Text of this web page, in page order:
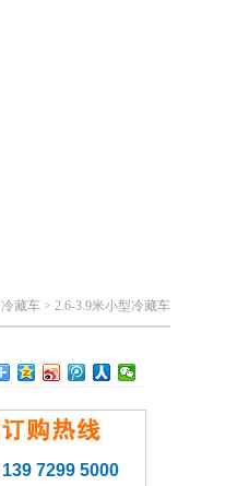
冷藏车 > 2.6-3.9米小型冷藏车
139 7299 5000